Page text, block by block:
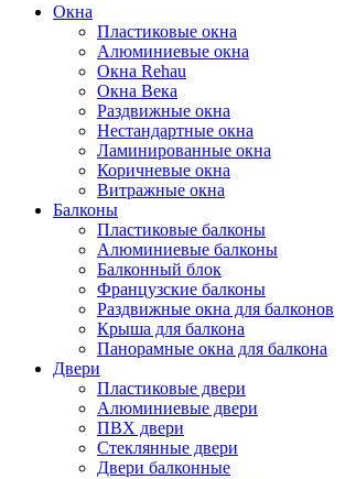
Окна
Пластиковые окна
Алюминиевые окна
Окна Rehau
Окна Века
Раздвижные окна
Нестандартные окна
Ламинированные окна
Коричневые окна
Витражные окна
Балконы
Пластиковые балконы
Алюминиевые балконы
Балконный блок
Французские балконы
Раздвижные окна для балконов
Крыша для балкона
Панорамные окна для балкона
Двери
Пластиковые двери
Алюминиевые двери
ПВХ двери
Стеклянные двери
Двери балконные